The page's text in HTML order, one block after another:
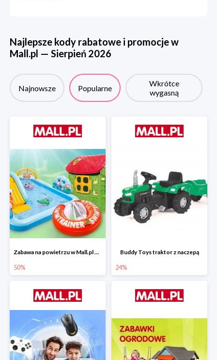
Najlepsze kody rabatowe i promocje w
Mall.pl — Sierpień 2026
Najnowsze Popularne
Wkrótce
wygasną
Zabawa na powietrzu w Mall.pl do -50%
50%
Buddy Toys traktor z naczepą
24%